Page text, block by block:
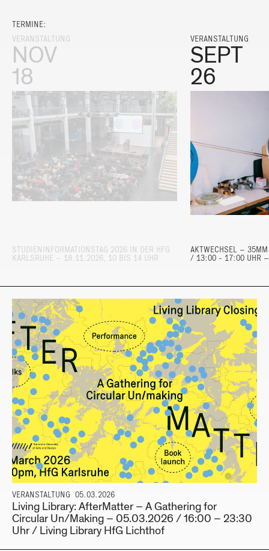
TERMINE:
VERANSTALTUNG
NOV
18
STUDIENINFORMATIONSTAG 2026 IN DER HFG
KARLSRUHE – 18.11.2026, 10 BIS 14 UHR
VERANSTALTUNG
SEPT
26
AKTWECHSEL –
/ 13:00 - 17:00 UHR –
VERANSTALTUNG 05.03.2026
Living Library: AfterMatter – A Gathering for
Circular Un/Making – 05.03.2026 / 16:00 – 23:30
Uhr / Living Library HfG Lichthof